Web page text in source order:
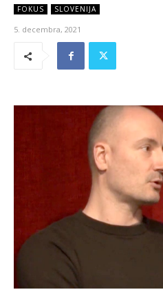
FOKUS SLOVENIJA
5. decembra, 2021